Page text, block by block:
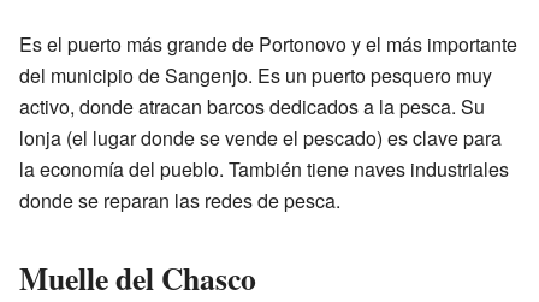
Es el puerto más grande de Portonovo y el más importante
del municipio de Sangenjo. Es un puerto pesquero muy
activo, donde atracan barcos dedicados a la pesca. Su
lonja (el lugar donde se vende el pescado) es clave para
la economía del pueblo. También tiene naves industriales
donde se reparan las redes de pesca.
Muelle del Chasco